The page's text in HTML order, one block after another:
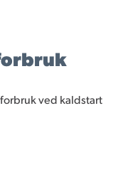
ved kaldstart